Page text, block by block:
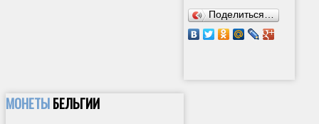
Поделиться…
МОНЕТЫБЕЛЬГИИ